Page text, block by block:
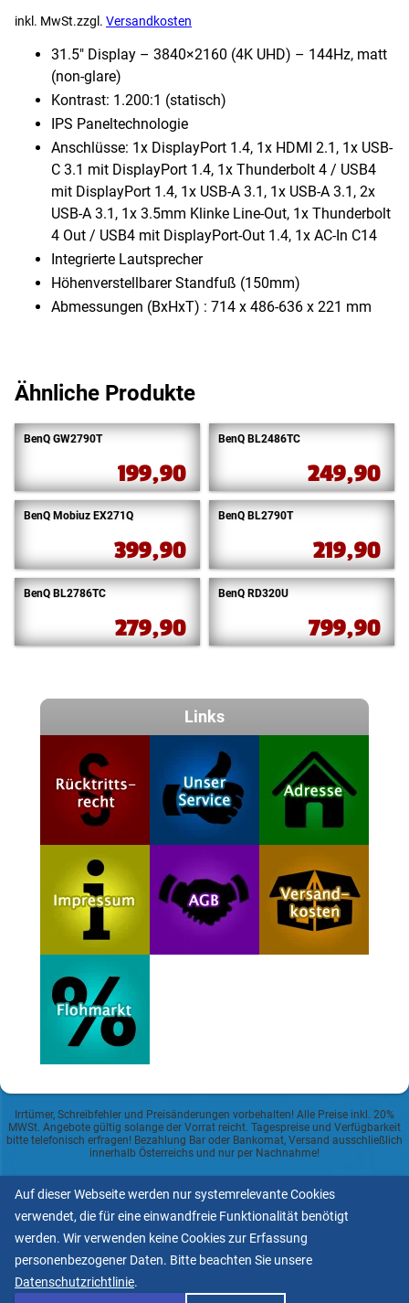
inkl. MwSt.zzgl. Versandkosten
31.5″ Display – 3840×2160 (4K UHD) – 144Hz, matt
(non-glare)
Kontrast: 1.200:1 (statisch)
IPS Paneltechnologie
Anschlüsse: 1x DisplayPort 1.4, 1x HDMI 2.1, 1x USB-
C 3.1 mit DisplayPort 1.4, 1x Thunderbolt 4 /​ USB4
mit DisplayPort 1.4, 1x USB-A 3.1, 1x USB-A 3.1, 2x
USB-A 3.1, 1x 3.5mm Klinke Line-Out, 1x Thunderbolt
4 Out /​ USB4 mit DisplayPort-Out 1.4, 1x AC-In C14
Integrierte Lautsprecher
Höhenverstellbarer Standfuß (150mm)
Abmessungen (BxHxT) : 714 x 486-636 x 221 mm
Ähnliche Produkte
BenQ GW2790T
199,90
BenQ BL2486TC
249,90
BenQ Mobiuz EX271Q
399,90
BenQ BL2790T
219,90
BenQ BL2786TC
279,90
BenQ RD320U
799,90
Links
Irrtümer, Schreibfehler und Preisänderungen vorbehalten! Alle Preise inkl. 20%
MWSt. Angebote gültig solange der Vorrat reicht. Tagespreise und Verfügbarkeit
bitte telefonisch erfragen! Bezahlung Bar oder Bankomat, Versand ausschließlich
innerhalb Österreichs und nur per Nachnahme!
Datenschutzerklärung
Allgemeine Geschäftsbedingungen
Informationspflicht lt.
ECG und Mediengesetz
Auf dieser Webseite werden nur systemrelevante Cookies
verwendet, die für eine einwandfreie Funktionalität benötigt
werden. Wir verwenden keine Cookies zur Erfassung
personenbezogener Daten. Bitte beachten Sie unsere
Datenschutzrichtlinie.